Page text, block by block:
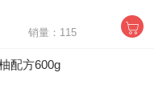
销量：115
配方600g